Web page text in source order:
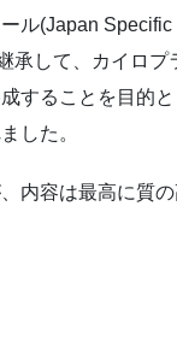
ル(Japan
承して、カイロ
することを目的
した。
内容は最高に質